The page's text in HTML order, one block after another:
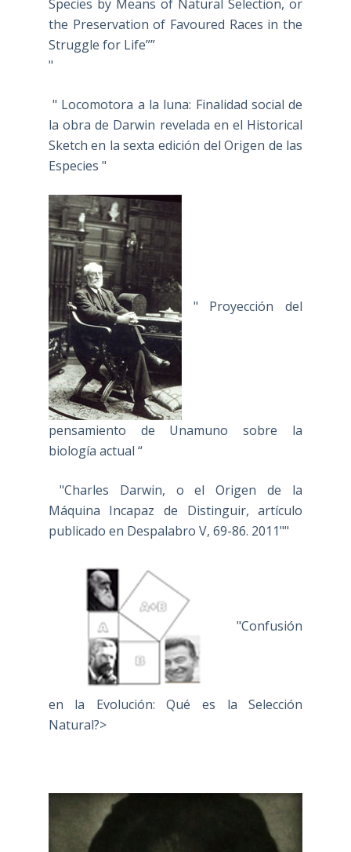
Species by Means of Natural Selection, or
the Preservation of Favoured Races in the
Struggle for Life””
"
" Locomotora a la luna: Finalidad social de
la obra de Darwin revelada en el Historical
Sketch en la sexta edición del Origen de las
Especies "
" Proyección del
pensamiento de Unamuno sobre la
biología actual “
"Charles Darwin, o el Origen de la
Máquina Incapaz de Distinguir, artículo
publicado en Despalabro V, 69-86. 2011""
"Confusión
en la Evolución: Qué es la Selección
Natural?>